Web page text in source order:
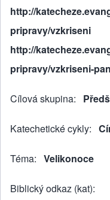
http://
pripravy/vzkriseni
http://
pripravy/vzkriseni-
Cílová skupina
Katechetické cykly
Téma Velikonoce
Biblický odkaz (kat)